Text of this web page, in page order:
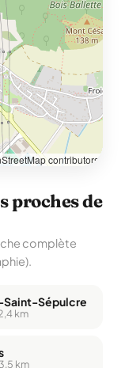
contributors
proches de
complète
Sépulcre
km
km